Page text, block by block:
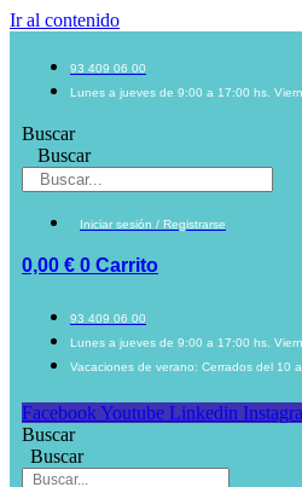
Ir al contenido
93 409 06 00
Lunes a jueves de 9:00 a 17:00 hs.
Buscar
Buscar
Iniciar sesión / Registrarse
0,00 € 0 Carrito
93 409 06 00
Lunes a jueves de 9:00 a 17:00 hs.
Vacaciones de verano: Cerrados del 10
Facebook Youtube Linkedin
Buscar
Buscar